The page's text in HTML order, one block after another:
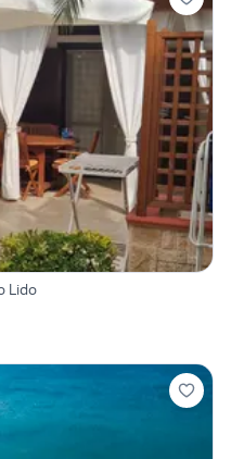
Lido